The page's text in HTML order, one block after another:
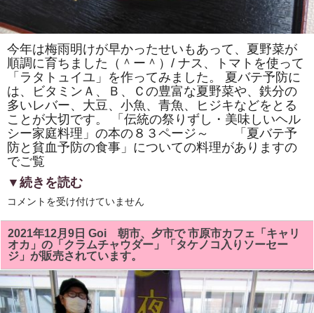
浦
市、
市
原
市
よ
り
ご
参
加
あ
り
が
と
う
ご
ざ
い
ま
し
た!!
は
今年は梅雨明けが早かったせいもあって、夏野菜が
順調に育ちました（＾ー＾）/ ナス、トマトを使って
「ラタトュイユ」を作ってみました。 夏バテ予防に
は、ビタミンＡ、Ｂ、Ｃの豊富な夏野菜や、鉄分の
多いレバー、大豆、小魚、青魚、ヒジキなどをとる
ことが大切です。 「伝統の祭りずし・美味しいヘル
シー家庭料理」の本の８３ページ～ 「夏バテ予
防と貧血予防の食事」についての料理がありますの
でご覧
▼続きを読む
地
地
消・
採
れ
た
て
夏
野
菜
「ナ
コメントを受け付けていません
2021年12月9日 Goi 朝市、夕市で 市原市カフェ「キャリ
オカ」の「クラムチャウダー」「タケノコ入りソーセー
ジ」が販売されています。